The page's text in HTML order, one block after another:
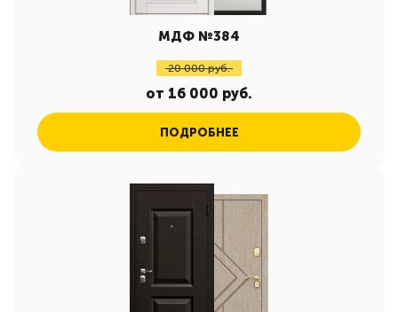
МДФ №384
20 000 руб.
от 16 000 руб.
ПОДРОБНЕЕ